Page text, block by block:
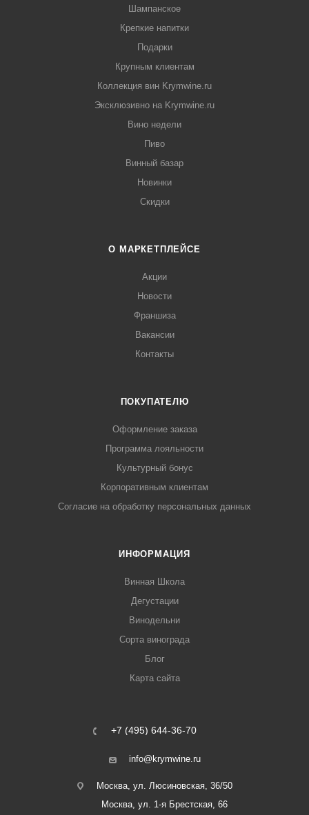
Шампанское
Крепкие напитки
Подарки
Крупным клиентам
Коллекция вин Krymwine.ru
Эксклюзивно на Krymwine.ru
Вино недели
Пиво
Винный базар
Новинки
Скидки
О МАРКЕТПЛЕЙСЕ
Акции
Новости
Франшиза
Вакансии
Контакты
ПОКУПАТЕЛЮ
Оформление заказа
Программа лояльности
Культурный бонус
Корпоративным клиентам
Согласие на обработку персональных данных
ИНФОРМАЦИЯ
Винная Школа
Дегустации
Винодельни
Сорта винограда
Блог
Карта сайта
+7 (495) 644-36-70
info@krymwine.ru
Москва, ул. Люсиновская, 36/50
Москва, ул. 1-я Брестская, 66